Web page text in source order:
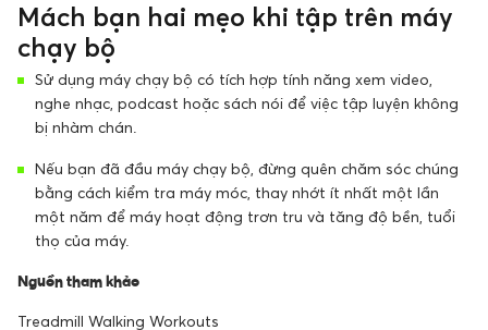
Mách bạn hai mẹo khi tập trên máy
chạy bộ
Sử dụng máy chạy bộ có tích hợp tính năng xem video,
nghe nhạc, podcast hoặc sách nói để việc tập luyện không
bị nhàm chán.
Nếu bạn đã đầu máy chạy bộ, đừng quên chăm sóc chúng
bằng cách kiểm tra máy móc, thay nhớt ít nhất một lần
một năm để máy hoạt động trơn tru và tăng độ bền, tuổi
thọ của máy.
Nguồn tham khảo
Treadmill Walking Workouts